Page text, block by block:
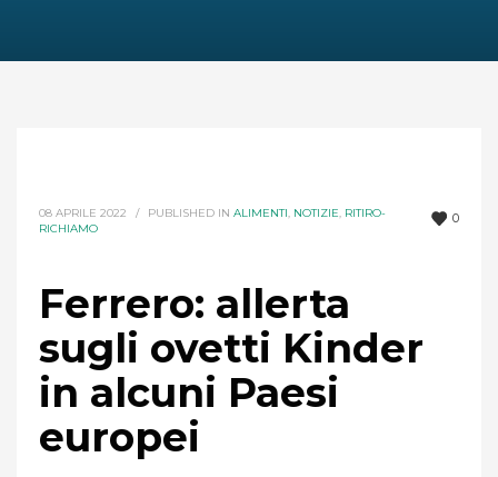
0
08 APRILE 2022 / PUBLISHED IN ALIMENTI, NOTIZIE, RITIRO-
RICHIAMO
Ferrero: allerta
sugli ovetti Kinder
in alcuni Paesi
europei